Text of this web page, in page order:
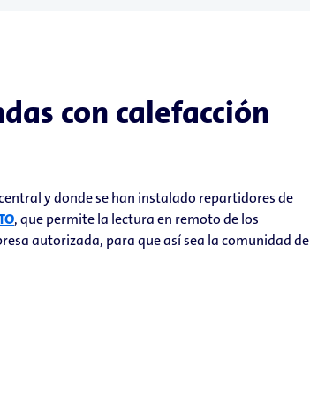
con calefacción
y donde se han instalado repartidores de
, que permite la lectura en remoto de los
autorizada, para que así sea la comunidad de